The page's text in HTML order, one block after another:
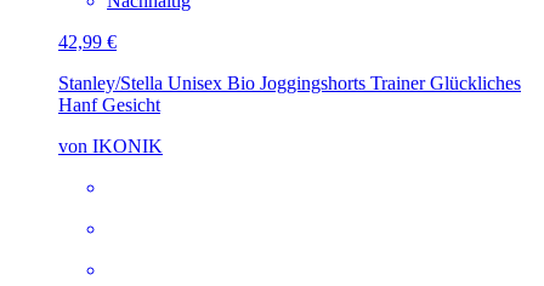
42,99 €
Stanley/Stella Unisex Bio Joggingshorts TrainerGlückliches
Hanf Gesicht
von IKONIK